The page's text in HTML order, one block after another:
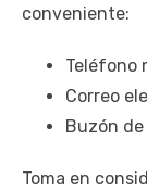
conveniente:
Teléfono
Correo
Buzón
Toma en